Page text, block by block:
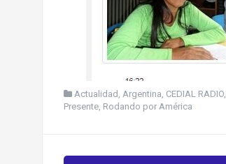
Actualidad , Argentina, CEDIAL RADIO,
Presente, Rodando por América